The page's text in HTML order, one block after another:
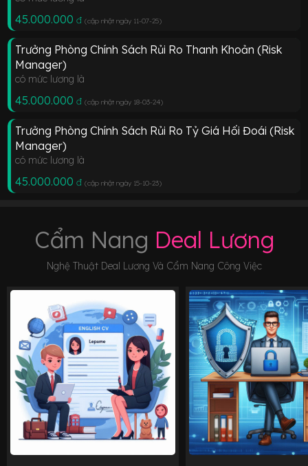
45.000.000 đ (cập nhật ngày 11-07-25)
Trưởng Phòng Chính Sách Rủi Ro Thanh Khoản (Risk
Manager)
có mức lương là
45.000.000 đ (cập nhật ngày 18-03-24)
Trưởng Phòng Chính Sách Rủi Ro Tỷ Giá Hối Đoái (Risk
Manager)
có mức lương là
45.000.000 đ (cập nhật ngày 15-10-23)
Cẩm Nang Deal Lương
Nghệ Thuật Deal Lương Và Cẩm Nang Công Việc